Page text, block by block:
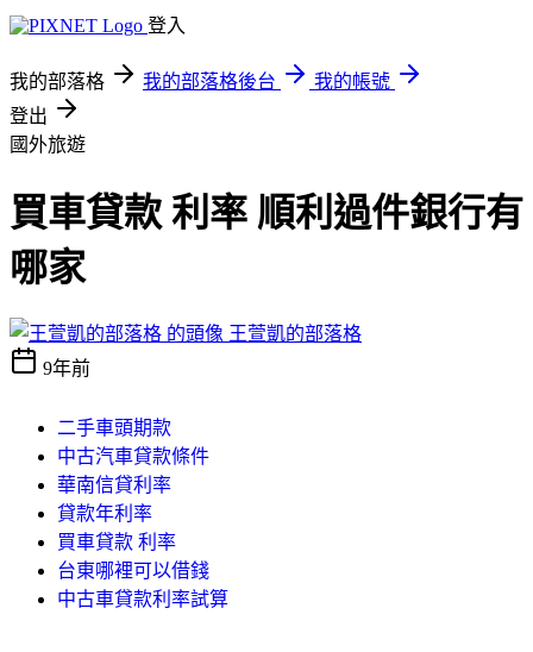
登入
我的部落格 我的部落格後台
我的帳號
登出
國外旅遊
買車貸款 利率 順利過件銀行有
哪家
王萱凱的部落格
9年前
二手車頭期款
中古汽車貸款條件
華南信貸利率
貸款年利率
買車貸款 利率
台東哪裡可以借錢
中古車貸款利率試算